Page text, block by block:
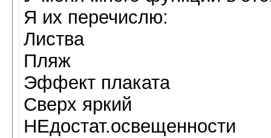
Я их перечислю:
Листва
Пляж
Эффект плаката
Сверх яркий
НЕдостат.освещенности